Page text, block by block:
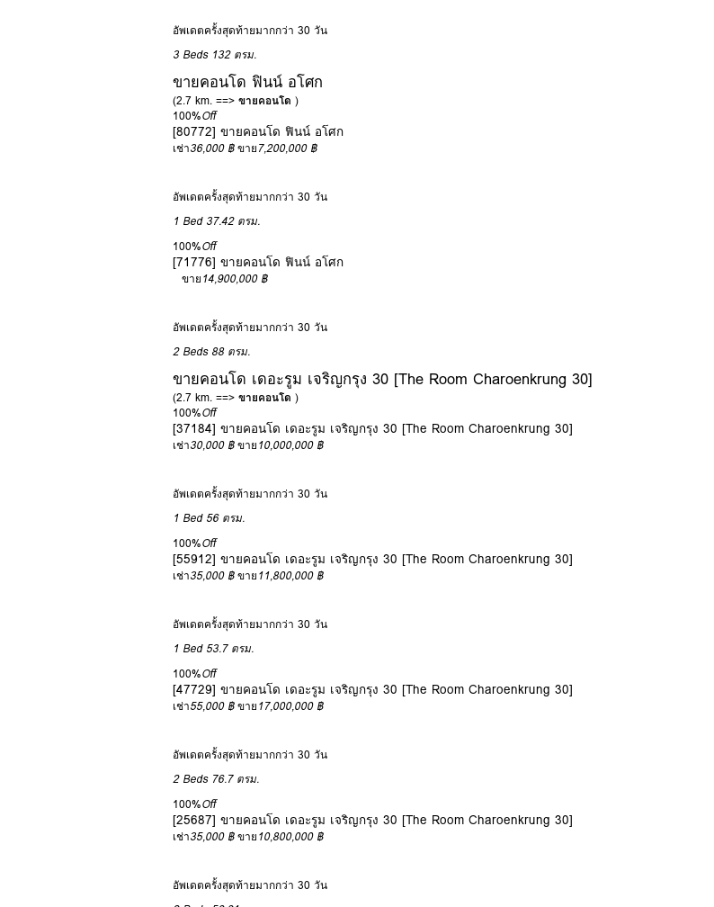
อัพเดตครั้งสุดท้ายมากกว่า 30 วัน
3 Beds 132 ตรม.
ขายคอนโด ฟินน์ อโศก
(2.7 km. ==> ขายคอนโด )
100%Off
[80772] ขายคอนโด ฟินน์ อโศก
เช่า36,000 ฿ ขาย7,200,000 ฿
อัพเดตครั้งสุดท้ายมากกว่า 30 วัน
1 Bed 37.42 ตรม.
100%Off
[71776] ขายคอนโด ฟินน์ อโศก
ขาย14,900,000 ฿
อัพเดตครั้งสุดท้ายมากกว่า 30 วัน
2 Beds 88 ตรม.
ขายคอนโด เดอะรูม เจริญกรุง 30 [The Room Charoenkrung 30]
(2.7 km. ==> ขายคอนโด )
100%Off
[37184] ขายคอนโด เดอะรูม เจริญกรุง 30 [The Room Charoenkrung 30]
เช่า30,000 ฿ ขาย10,000,000 ฿
อัพเดตครั้งสุดท้ายมากกว่า 30 วัน
1 Bed 56 ตรม.
100%Off
[55912] ขายคอนโด เดอะรูม เจริญกรุง 30 [The Room Charoenkrung 30]
เช่า35,000 ฿ ขาย11,800,000 ฿
อัพเดตครั้งสุดท้ายมากกว่า 30 วัน
1 Bed 53.7 ตรม.
100%Off
[47729] ขายคอนโด เดอะรูม เจริญกรุง 30 [The Room Charoenkrung 30]
เช่า55,000 ฿ ขาย17,000,000 ฿
อัพเดตครั้งสุดท้ายมากกว่า 30 วัน
2 Beds 76.7 ตรม.
100%Off
[25687] ขายคอนโด เดอะรูม เจริญกรุง 30 [The Room Charoenkrung 30]
เช่า35,000 ฿ ขาย10,800,000 ฿
อัพเดตครั้งสุดท้ายมากกว่า 30 วัน